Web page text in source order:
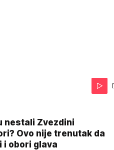
nestali Zvezdini
Ovo nije trenutak da
i obori glava